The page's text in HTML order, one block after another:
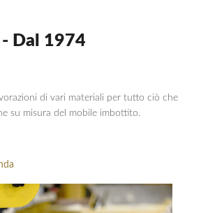
- Dal 1974
di vari materiali per tutto ciò che
su misura del mobile imbottito.